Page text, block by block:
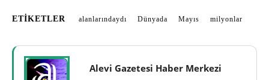
ETIKETLER alanlarındaydı Dünyada Mayıs milyonlar
Alevi Gazetesi Haber Merkezi